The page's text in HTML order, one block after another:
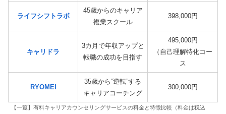
ライフシフトラボ
45歳からのキャリア
複業スクール
398,000円
キャリドラ
3カ月で年収アップと
転職の成功を目指す
495,000円
（自己理解特化コー
ス
RYOMEI
35歳から”逆転”する
キャリアコーチング
300,000円
【一覧】有料キャリアカウンセリングサービスの料金と特徴比較（料金は税込